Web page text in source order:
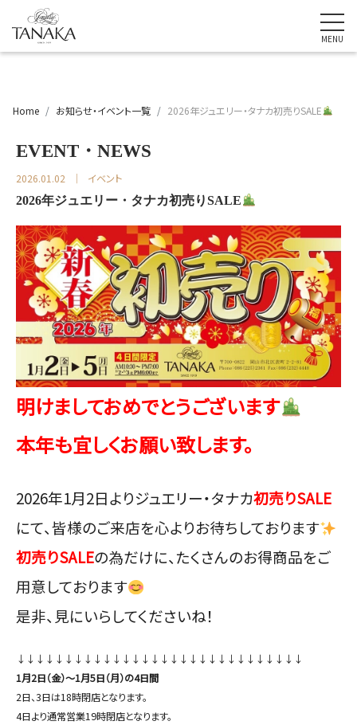
Home お知らせ・イベント一覧 2026年ジュエリー・タナカ初売りSALE
EVENT・NEWS
2026.01.02 イベント
2026年ジュエリー・タナカ初売りSALE
明けましておめでとうございます
本年も宜しくお願い致します。
2026年1月2日よりジュエリー・タナカ初売りSALE
にて、皆様のご来店を心よりお待ちしております
初売りSALEの為だけに、たくさんのお得商品をご
用意しております
是非、見にいらしてくださいね！
↓↓↓↓↓↓↓↓↓↓↓↓↓↓↓↓↓↓↓↓↓↓↓↓↓↓↓↓↓↓
1月2日（金）〜1月5日（月）の4日間
2日、3日は18時閉店となります。
4日より通常営業19時閉店となります。